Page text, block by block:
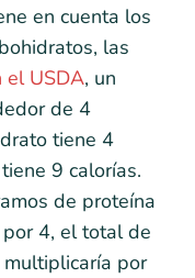
en cuenta los
las
el USDA, un
de 4
tiene 4
9 calorías.
de proteína
4, el total de
por